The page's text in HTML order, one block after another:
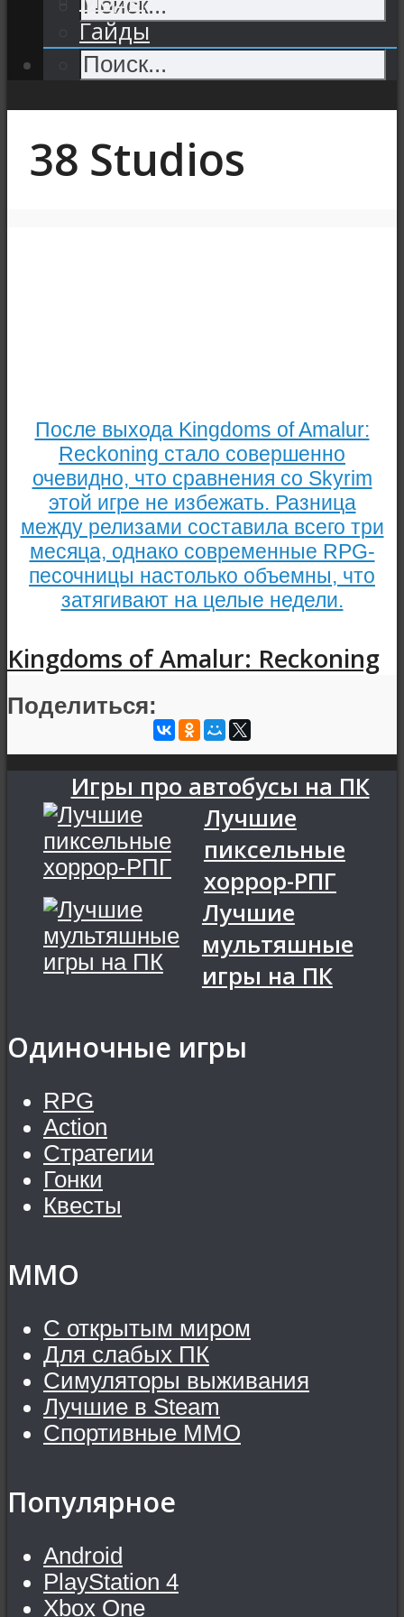
Гайды
38 Studios
После выхода Kingdoms of Amalur:
Reckoning стало совершенно
очевидно, что сравнения со Skyrim
этой игре не избежать. Разница
между релизами составила всего три
месяца, однако современные RPG-
песочницы настолько объемны, что
затягивают на целые недели.
Kingdoms of Amalur: Reckoning
Поделиться:
Игры про автобусы на ПК
Лучшие
пиксельные
хоррор-РПГ
Лучшие
мультяшные
игры на ПК
Одиночные игры
RPG
Action
Стратегии
Гонки
Квесты
MMO
С открытым миром
Для слабых ПК
Симуляторы выживания
Лучшие в Steam
Спортивные MMO
Популярное
Android
PlayStation 4
Xbox One